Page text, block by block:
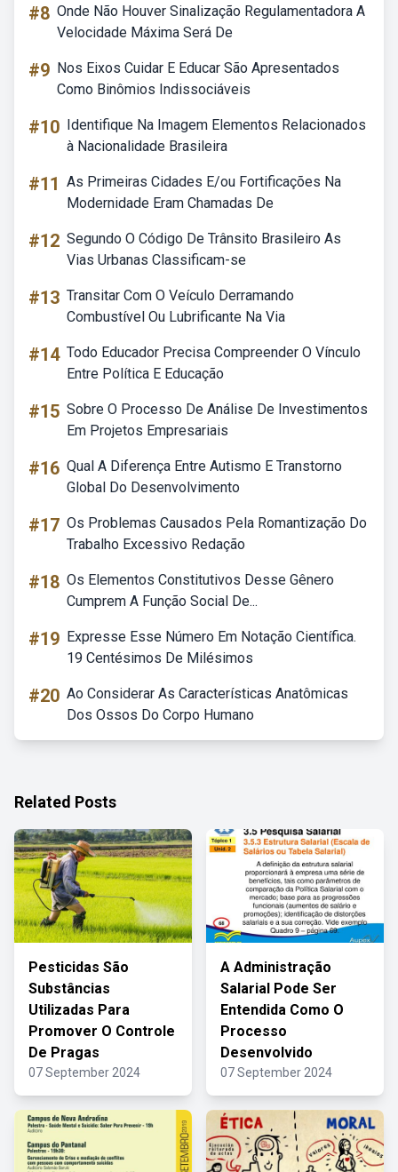
#8 Onde Não Houver Sinalização Regulamentadora A
Velocidade Máxima Será De
#9 Nos Eixos Cuidar E Educar São Apresentados
Como Binômios Indissociáveis
#10 Identifique Na Imagem Elementos Relacionados
à Nacionalidade Brasileira
#11 As Primeiras Cidades E/ou Fortificações Na
Modernidade Eram Chamadas De
#12 Segundo O Código De Trânsito Brasileiro As
Vias Urbanas Classificam-se
#13 Transitar Com O Veículo Derramando
Combustível Ou Lubrificante Na Via
#14 Todo Educador Precisa Compreender O Vínculo
Entre Política E Educação
#15 Sobre O Processo De Análise De Investimentos
Em Projetos Empresariais
#16 Qual A Diferença Entre Autismo E Transtorno
Global Do Desenvolvimento
#17 Os Problemas Causados Pela Romantização Do
Trabalho Excessivo Redação
#18 Os Elementos Constitutivos Desse Gênero
Cumprem A Função Social De...
#19 Expresse Esse Número Em Notação Científica.
19 Centésimos De Milésimos
#20 Ao Considerar As Características Anatômicas
Dos Ossos Do Corpo Humano
Related Posts
Pesticidas São
Substâncias
Utilizadas Para
Promover O Controle
De Pragas
07 September 2024
A Administração
Salarial Pode Ser
Entendida Como O
Processo
Desenvolvido
07 September 2024